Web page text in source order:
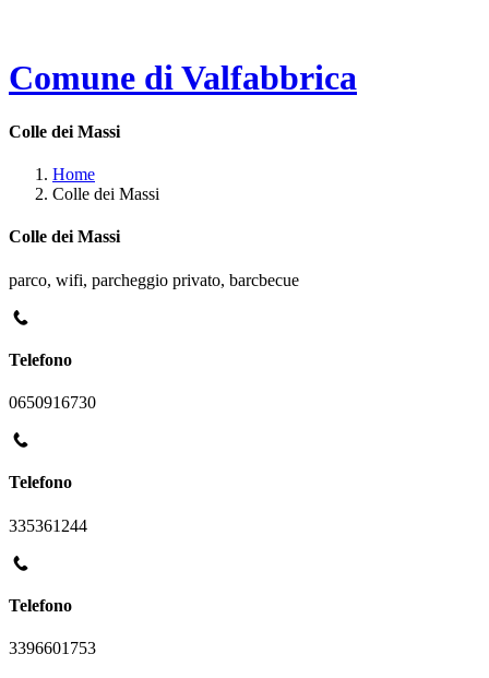
Comune di Valfabbrica
Colle dei Massi
Home
Colle dei Massi
Colle dei Massi
parco, wifi, parcheggio privato, barcbecue
Telefono
0650916730
Telefono
335361244
Telefono
3396601753